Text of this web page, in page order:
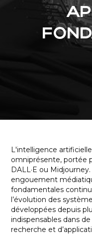
L'intelligence
omniprésente, portée
DALL·E ou
engouement
fondamentales
l’évolution des
développées depuis
indispensables dans
recherche et